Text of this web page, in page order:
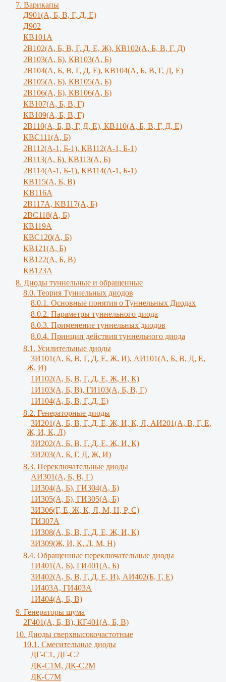
7. Варикапы
Д901(А, Б, В, Г, Д, Е)
Д902
КВ101А
2В102(А, Б, В, Г, Д, Е, Ж), КВ102(А, Б, В, Г, Д)
2В103(А, Б), КВ103(А, Б)
2В104(А, Б, В, Г, Д, Е), КВ104(А, Б, B, Г, Д, E)
2В105(А, Б), КВ105(А, Б)
2В106(А, Б), КВ106(А, Б)
КВ107(А, Б, В, Г)
КВ109(А, Б, В, Г)
2В110(А, Б, В, Г, Д, Е), КВ110(А, Б, B, Г, Д, E)
КВС111(А, Б)
2В112(А-1, Б-1), КВ112(А-1, Б-1)
2В113(А, Б), КВ113(А, Б)
2В114(А-1, Б-1), КВ114(А-1, Б-1)
КВ115(А, Б, В)
KB116A
2В117А, KB117(A, Б)
2ВС118(А, Б)
КВ119А
КВС120(А, Б)
КВ121(А, Б)
КВ122(А, Б, В)
КВ123А
8. Диоды туннельные и обращенные
8.0. Теория Туннельных диодов
8.0.1. Основные понятия о Туннельных Диодах
8.0.2. Параметры туннельного диода
8.0.3. Применение туннельных диодов
8.0.4. Принцип действия туннельного диода
8.1. Усилительные диоды
3И101(А, Б, В, Г, Д, Е, Ж, И), АИ101(А, Б, В, Д, Е,
Ж, И)
1И102(А, Б, В, Г, Д, Е, Ж, И, К)
1И103(А, Б, В), ГИ103(А, Б, В, Г)
1И104(А, Б, В, Г, Д, Е)
8.2. Генераторные диоды
3И201(А, Б, В, Г, Д, Е, Ж, И, К, Л, АИ201(А, В, Г, Е,
Ж, И, К, Л)
3И202(А, Б, В, Г, Д, Е, Ж, И, К)
3И203(А, Б, Г, Д, Ж, И)
8.3. Переключательные диоды
АИ301(А, Б, В, Г)
1И304(А, Б), ГИ304(А, Б)
1И305(А, Б), ГИ305(А, Б)
3И306(Г, Е, Ж, К, Л, М, Н, Р, С)
ГИ307А
1И308(А, Б, В, Г, Д, Е, Ж, И, К)
3И309(Ж, И, К, Л, M, Н)
8.4. Обращенные переключательные диоды
1И401(А, Б), ГИ401(А, Б)
3И402(А, Б, В, Г, Д, Е, И), АИ402(Б, Г, Е)
1И403А, ГИ403А
1И404(А, Б, В)
9. Генераторы шума
2Г401(А, Б, В), КГ401(А, Б, В)
10. Диоды сверхвысокочастотные
10.1. Смесительные диоды
ДГ-С1, ДГ-С2
ДК-С1М, ДК-С2М
ДК-С7М